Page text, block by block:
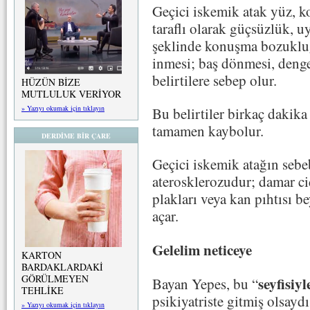
HÜZÜN BİZE
MUTLULUK VERİYOR
» Yazıyı okumak için tıklayın
DERDİME BİR ÇARE
KARTON
BARDAKLARDAKİ
GÖRÜLMEYEN
TEHLİKE
» Yazıyı okumak için tıklayın
Geçici iskemik atak yüz,
taraflı olarak güçsüzlük,
şeklinde konuşma
inmesi; baş dönmesi,
belirtilere sebep olur.
Bu belirtiler birkaç dakika
tamamen kaybolur.
Geçici iskemik atağın
aterosklerozudur; damar
plakları veya kan pıhtısı
açar.
Gelelim neticeye
Bayan Yepes, bu “
psikiyatriste gitmiş